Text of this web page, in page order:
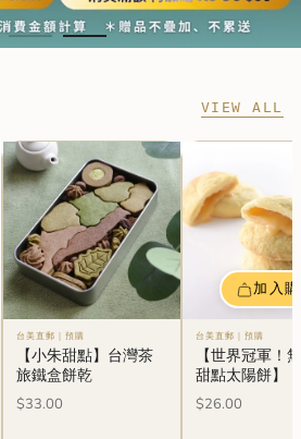
VIEW ALL
台美直郵｜預購
【小朱甜點】台灣茶
旅鐵盒餅乾
$33.00
加入
台美直郵｜預購
【世界冠軍！
甜點太陽餅】
$26.00